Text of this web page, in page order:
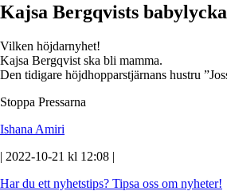
Kajsa Bergqvists
Vilken höjdarnyhet!
Kajsa Bergqvist ska bli mamma.
Den tidigare höjdhopparstjärnans hustru
Stoppa Pressarna
Ishana Amiri
| 2022-10-21 kl 12:08 |
Har du ett nyhetstips? Tipsa oss om nyheter!